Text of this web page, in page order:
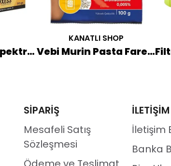
Virkon S Geniş Spektrumlu Dezenfektan 50 GR
KANATLI SHOP
Vebi Murin Pasta Fare Zehri 100 GR
SİPARİŞ
Mesafeli Satış
Sözleşmesi
İLETİŞİM
İletişim
Banka